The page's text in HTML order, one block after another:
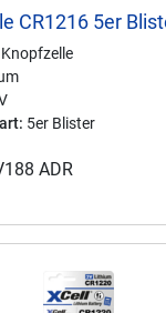
CR1216 5er
Knopfzelle
5er Blister
ADR